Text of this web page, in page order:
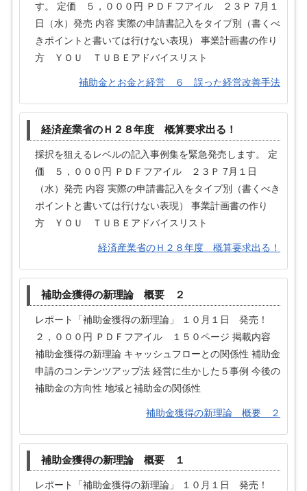
す。 定価 ５，０００円 ＰＤＦフアイル ２３Ｐ 7月１
日（水）発売 内容 実際の申請書記入をタイプ別（書くべ
きポイントと書いては行けない表現） 事業計画書の作り
方 ＹＯＵ ＴＵＢＥアドバイスリスト
補助金とお金と経営 ６ 誤った経営改善手法
経済産業省のＨ２８年度 概算要求出る！
採択を狙えるレベルの記入事例集を緊急発売します。 定
価 ５，０００円 ＰＤＦフアイル ２３Ｐ 7月１日
（水）発売 内容 実際の申請書記入をタイプ別（書くべき
ポイントと書いては行けない表現） 事業計画書の作り
方 ＹＯＵ ＴＵＢＥアドバイスリスト
経済産業省のＨ２８年度 概算要求出る！
補助金獲得の新理論 概要 ２
レポート「補助金獲得の新理論」 １０月１日 発売！
２，０００円 ＰＤＦフアイル １５０ページ 掲載内容
補助金獲得の新理論 キャッシュフローとの関係性 補助金
申請のコンテンツアップ法 経営に生かした５事例 今後の
補助金の方向性 地域と補助金の関係性
補助金獲得の新理論 概要 ２
補助金獲得の新理論 概要 １
レポート「補助金獲得の新理論」 １０月１日 発売！